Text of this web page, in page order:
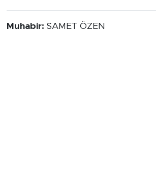
Muhabir: SAMET ÖZEN